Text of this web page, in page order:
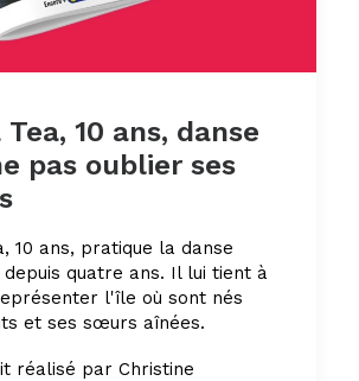
Tea, 10 ans, danse
pas oublier ses
10 ans, pratique la danse
quatre ans. Il lui tient à
l'île où sont nés
et ses sœurs aînées.
réalisé par Christine